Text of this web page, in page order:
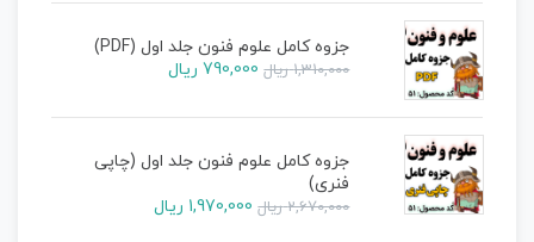
جزوه کامل علوم فنون جلد اول (PDF)
1,310,000 ریال 790,000 ریال
جزوه کامل علوم فنون جلد اول (چاپی
فنری)
2,670,000 ریال 1,970,000 ریال